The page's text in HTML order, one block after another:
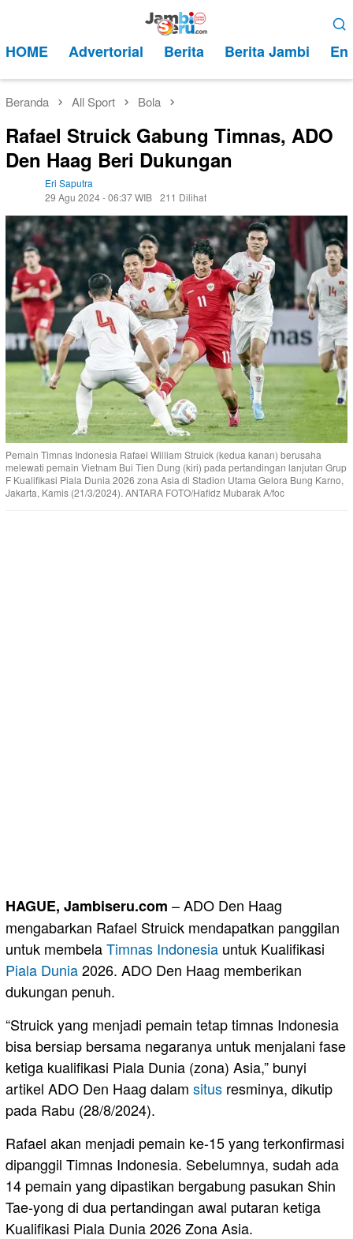
kontenMobile
HOME Advertorial Berita Berita Jambi
Beranda All Sport Bola
Rafael Struick Gabung Timnas, ADO
Den Haag Beri Dukungan
Eri Saputra
29 Agu 2024 - 06:37 WIB 211 Dilihat
Pemain Timnas Indonesia Rafael William Struick (kedua kanan) berusaha
melewati pemain Vietnam Bui Tien Dung (kiri) pada pertandingan lanjutan Grup
F Kualifikasi Piala Dunia 2026 zona Asia di Stadion Utama Gelora Bung Karno,
Jakarta, Kamis (21/3/2024). ANTARA FOTO/Hafidz Mubarak A/foc
HAGUE, Jambiseru.com – ADO Den Haag
mengabarkan Rafael Struick mendapatkan panggilan
untuk membelaTimnas Indonesia untuk Kualifikasi
Piala Dunia2026. ADO Den Haag memberikan
dukungan penuh.
“Struick yang menjadi pemain tetap timnas Indonesia
bisa bersiap bersama negaranya untuk menjalani fase
ketiga kualifikasi Piala Dunia (zona) Asia,” bunyi
artikel ADO Den Haag dalam situs resminya, dikutip
pada Rabu (28/8/2024).
Rafael akan menjadi pemain ke-15 yang terkonfirmasi
dipanggil Timnas Indonesia. Sebelumnya, sudah ada
14 pemain yang dipastikan bergabung pasukan Shin
Tae-yong di dua pertandingan awal putaran ketiga
Kualifikasi Piala Dunia 2026 Zona Asia.